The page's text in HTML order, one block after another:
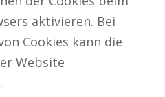
aktivieren. Bei
Cookies kann die
Website